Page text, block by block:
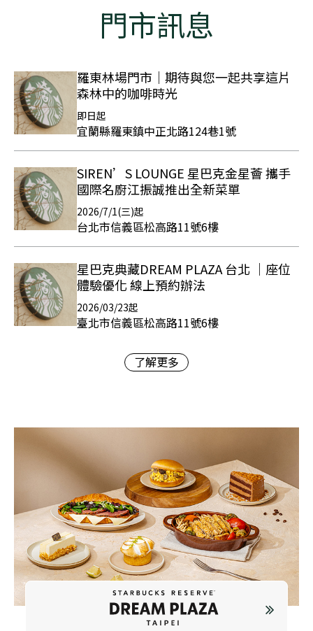
門市訊息
羅東林場門市｜期待與您一起共享這片
森林中的咖啡時光
即日起
宜蘭縣羅東鎮中正北路124巷1號
SIREN’S LOUNGE 星巴克金星薈 攜手
國際名廚江振誠推出全新菜單
2026/7/1(三)起
台北市信義區松高路11號6樓
星巴克典藏DREAM PLAZA 台北 ｜座位
體驗優化 線上預約辦法
2026/03/23起
臺北市信義區松高路11號6樓
了解更多